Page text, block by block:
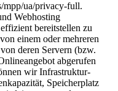
mpp/ua/privacy-full.
Webhosting
bereitstellen zu
einem oder mehreren
deren Servern (bzw.
abgerufen
wir Infrastruktur-
Speicherplatz